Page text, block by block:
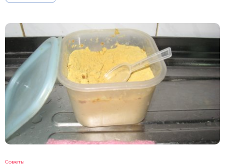
Советы